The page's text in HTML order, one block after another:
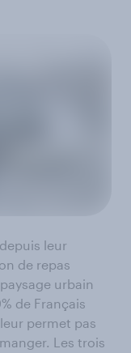
leur
de repas
urbain
de Français
permet pas
Les trois